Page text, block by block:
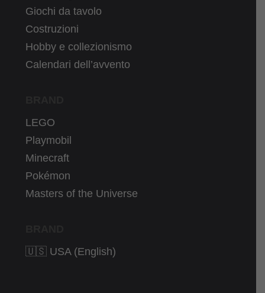
Giochi da tavolo
Costruzioni
Hobby e collezionismo
Calendari dell’avvento
LEGO
Playmobil
Minecraft
Pokémon
Masters of the Universe
🇺🇸 USA (English)